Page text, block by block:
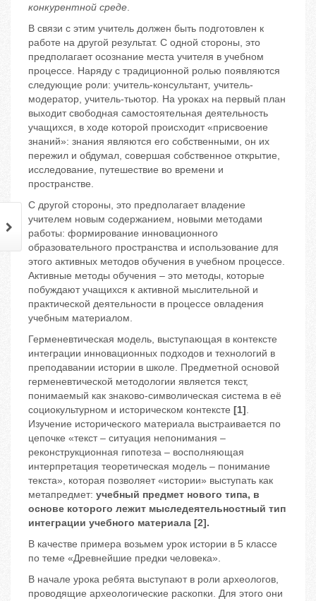
конкурентной среде.
В связи с этим учитель должен быть подготовлен к
работе на другой результат. С одной стороны, это
предполагает осознание места учителя в учебном
процессе. Наряду с традиционной ролью появляются
следующие роли: учитель-консультант, учитель-
модератор, учитель-тьютор. На уроках на первый план
выходит свободная самостоятельная деятельность
учащихся, в ходе которой происходит «присвоение
знаний»: знания являются его собственными, он их
пережил и обдумал, совершая собственное открытие,
исследование, путешествие во времени и
пространстве.
С другой стороны, это предполагает владение
учителем новым содержанием, новыми методами
работы: формирование инновационного
образовательного пространства и использование для
этого активных методов обучения в учебном процессе.
Активные методы обучения – это методы, которые
побуждают учащихся к активной мыслительной и
практической деятельности в процессе овладения
учебным материалом.
Герменевтическая модель, выступающая в контексте
интеграции инновационных подходов и технологий в
преподавании истории в школе. Предметной основой
герменевтической методологии является текст,
понимаемый как знаково-символическая система в её
социокультурном и историческом контексте [1].
Изучение исторического материала выстраивается по
цепочке «текст – ситуация непонимания –
реконструкционная гипотеза – восполняющая
интерпретация теоретическая модель – понимание
текста», которая позволяет «истории» выступать как
метапредмет: учебный предмет нового типа, в
основе которого лежит мыследеятельностный тип
интеграции учебного материала [2].
В качестве примера возьмем урок истории в 5 классе
по теме «Древнейшие предки человека».
В начале урока ребята выступают в роли археологов,
проводящие археологические раскопки. Для этого они